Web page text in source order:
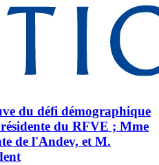
du défi démographique
du RFVE ; Mme
de l'Andev, et M.